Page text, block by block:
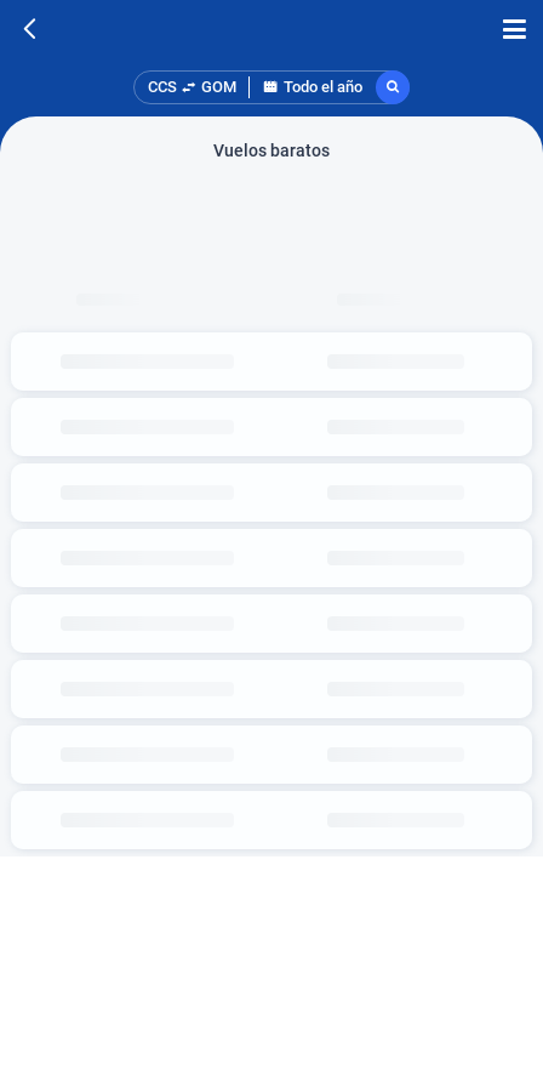
CCS GOM Todo el año
Vuelos baratos